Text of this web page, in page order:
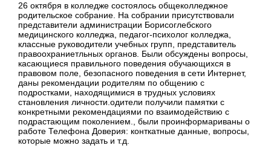
26 октября в колледже состоялось общеколледжное
родительское собрание. На собрании присутствовали
представители администрации Борисоглебского
медицинского колледжа, педагог-психолог колледжа,
классные руководители учебных групп, представитель
правоохраниетльных органов. Были обсуждены вопросы,
касающиеся правильного поведения обучающихся в
правовом поле, безопасного поведения в сети Интернет,
даны рекомендации родителям по общению с
подростками, находящимися в трудных условиях
становления личности.одители получили памятки с
конкретными рекомендациями по взаимодействию с
подрастающим поколением., были проинформариваны о
работе Телефона Доверия: конткатные данные, вопросы,
которые можно задать и т.д.